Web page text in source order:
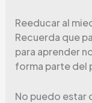
Reeducar al
Recuerda que
para aprender
forma parte del
No puedo estar